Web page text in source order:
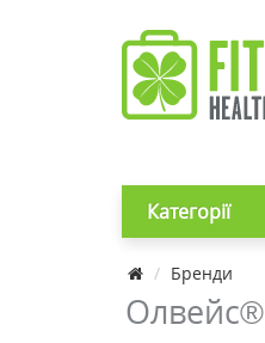
Категорії
Бренди
Олвейс®